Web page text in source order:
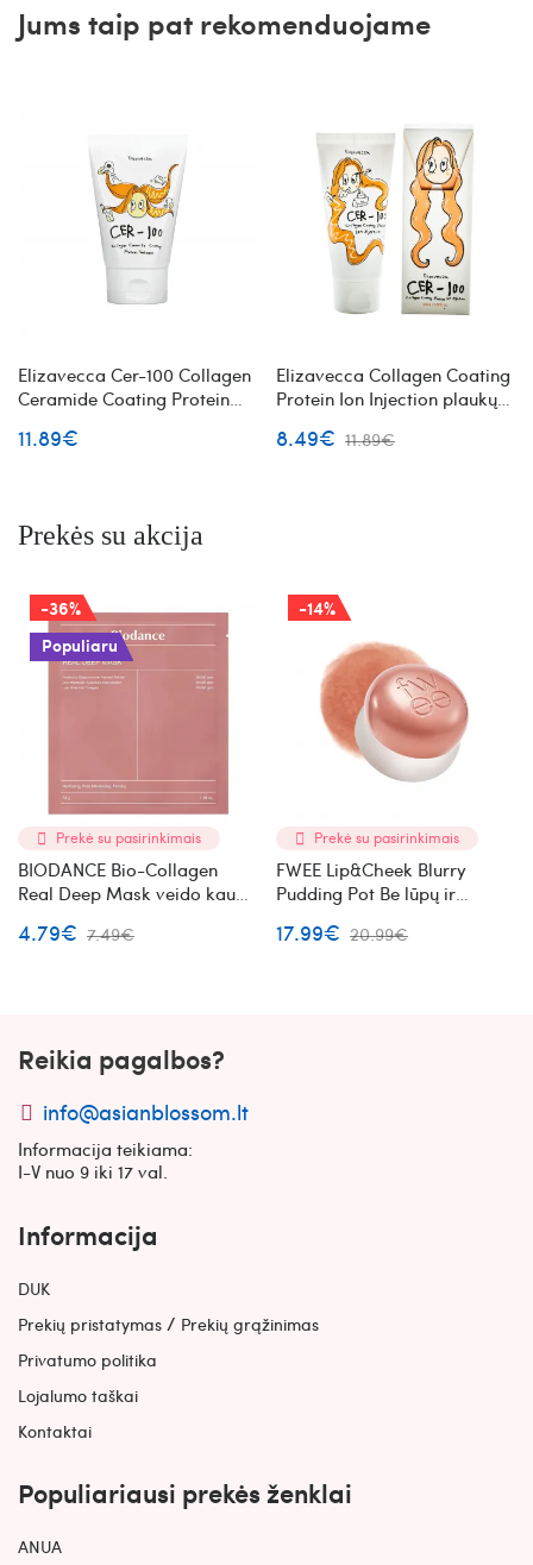
Jums taip pat rekomenduojame
Elizavecca Cer-100 Collagen
Ceramide Coating Protein
kolagenu
11.89€
Elizavecca Collagen Coating
Protein Ion Injection plaukų
8.49€ 11.89€
Prekės su akcija
-36%
Populiaru
Prekė su pasirinkimais
BIODANCE Bio-Collagen
Real Deep Mask veido kaukė
4.79€ 7.49€
-14%
Prekė su pasirinkimais
FWEE Lip&Cheek Blurry
Pudding Pot Be lūpų ir
17.99€ 20.99€
Reikia pagalbos?
info@asianblossom.lt
Informacija teikiama:
I-V nuo 9 iki 17 val.
Informacija
DUK
Prekių pristatymas / Prekių grąžinimas
Privatumo politika
Lojalumo taškai
Kontaktai
Populiariausi prekės ženklai
ANUA